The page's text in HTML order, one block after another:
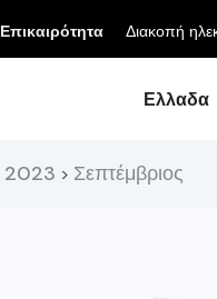
Επικαιρότητα Διακοπή
Ελλαδα
2023 > Σεπτέμβριος